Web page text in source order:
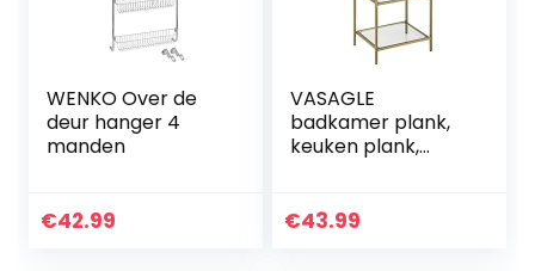
WENKO Over de
deur hanger 4
manden
€42.99
VASAGLE
badkamer plank,
keuken plank,
met 4 planken
€43.99